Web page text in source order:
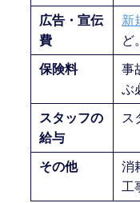
広告・宣伝
費
新
ど。
保険料
事
ぶ
スタッフの
給与
ス
その他
消
工